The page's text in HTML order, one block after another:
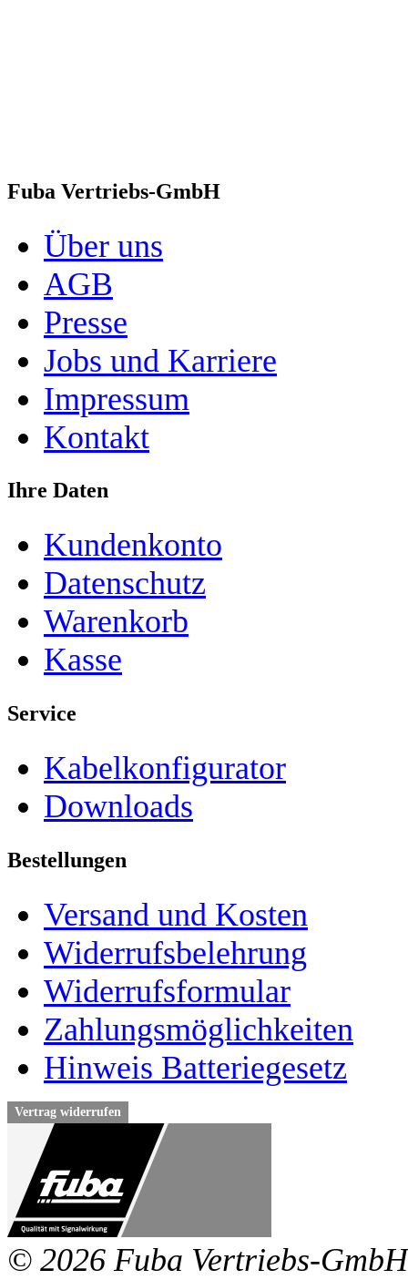
Fuba Vertriebs-GmbH
Über uns
AGB
Presse
Jobs und Karriere
Impressum
Kontakt
Ihre Daten
Kundenkonto
Datenschutz
Warenkorb
Kasse
Service
Kabelkonfigurator
Downloads
Bestellungen
Versand und Kosten
Widerrufsbelehrung
Widerrufsformular
Zahlungsmöglichkeiten
Hinweis Batteriegesetz
Vertrag widerrufen
© 2026 Fuba Vertriebs-GmbH